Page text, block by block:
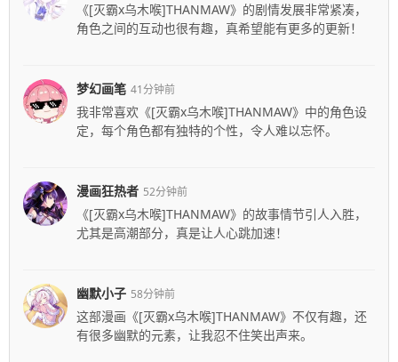
《[灭霸x乌木喉]THANMAW》的剧情发展非常紧凑，
角色之间的互动也很有趣，真希望能有更多的更新！
梦幻画笔 41分钟前
我非常喜欢《[灭霸x乌木喉]THANMAW》中的角色设
定，每个角色都有独特的个性，令人难以忘怀。
漫画狂热者 52分钟前
《[灭霸x乌木喉]THANMAW》的故事情节引人入胜，
尤其是高潮部分，真是让人心跳加速！
幽默小子 58分钟前
这部漫画《[灭霸x乌木喉]THANMAW》不仅有趣，还
有很多幽默的元素，让我忍不住笑出声来。